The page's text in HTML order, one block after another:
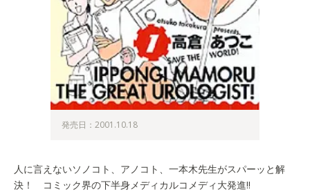
発売日：2001.10.18
人に言えないソノコト、アノコト、一本木先生がスパーッと解
決！ コミック界の下半身メディカルコメディ大発進!!